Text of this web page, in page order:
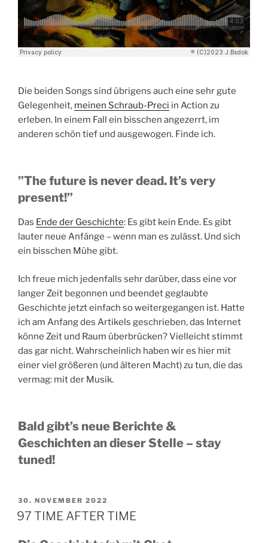
Die beiden Songs sind übrigens auch eine sehr gute
Gelegenheit, meinen Schraub-Preci in Action zu
erleben. In einem Fall ein bisschen angezerrt, im
anderen schön tief und ausgewogen. Finde ich.
”The future is never dead. It’s very
present!”
Das Ende der Geschichte: Es gibt kein Ende. Es gibt
lauter neue Anfänge – wenn man es zulässt. Und sich
ein bisschen Mühe gibt.
Ich freue mich jedenfalls sehr darüber, dass eine vor
langer Zeit begonnen und beendet geglaubte
Geschichte jetzt einfach so weitergegangen ist. Hatte
ich am Anfang des Artikels geschrieben, das Internet
könne Zeit und Raum überbrücken? Vielleicht stimmt
das gar nicht. Wahrscheinlich haben wir es hier mit
einer viel größeren (und älteren Macht) zu tun, die das
vermag: mit der Musik.
Bald gibt’s neue Berichte &
Geschichten an dieser Stelle – stay
tuned!
VERÖFFENTLICHT
AM
30. NOVEMBER 2022
97 TIME AFTER TIME